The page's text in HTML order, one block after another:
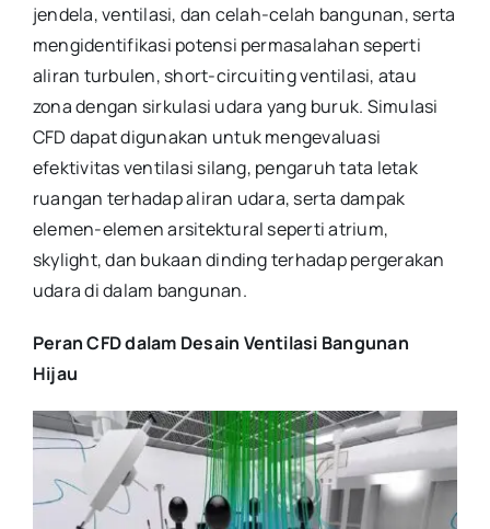
jendela, ventilasi, dan celah-celah bangunan, serta
mengidentifikasi potensi permasalahan seperti
aliran turbulen, short-circuiting ventilasi, atau
zona dengan sirkulasi udara yang buruk. Simulasi
CFD dapat digunakan untuk mengevaluasi
efektivitas ventilasi silang, pengaruh tata letak
ruangan terhadap aliran udara, serta dampak
elemen-elemen arsitektural seperti atrium,
skylight, dan bukaan dinding terhadap pergerakan
udara di dalam bangunan.
Peran CFD dalam Desain Ventilasi Bangunan
Hijau